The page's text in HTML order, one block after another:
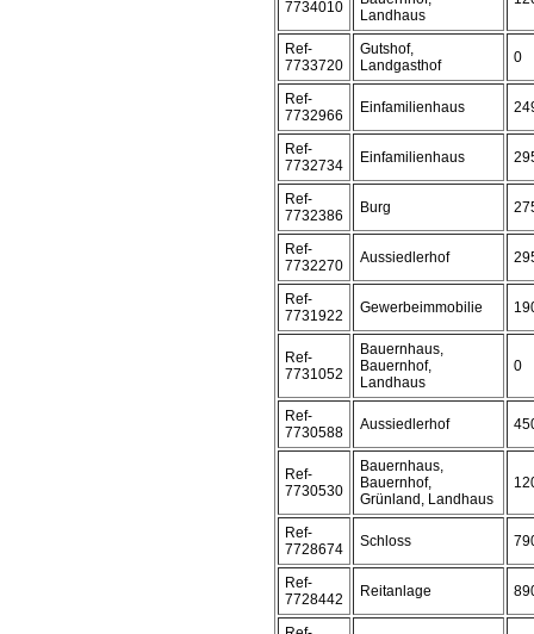
7734010
Landhaus
Ref-
7733720
Gutshof,
Landgasthof
0
Ref-
7732966
Einfamilienhaus
Ref-
7732734
Einfamilienhaus
Ref-
7732386
Burg
Ref-
7732270
Aussiedlerhof
Ref-
7731922
Gewerbeimmobilie
Ref-
7731052
Bauernhaus,
Bauernhof,
Landhaus
0
Ref-
7730588
Aussiedlerhof
Ref-
7730530
Bauernhaus,
Bauernhof,
Grünland, Landhaus
Ref-
7728674
Schloss
Ref-
7728442
Reitanlage